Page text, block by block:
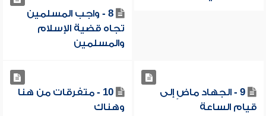
8 - واجب المسلمين
تجاه قضية الإسلام
والمسلمين
9 - الجهاد ماضٍ إلى
قيام الساعة
10 - متفرقات من هنا
وهناك